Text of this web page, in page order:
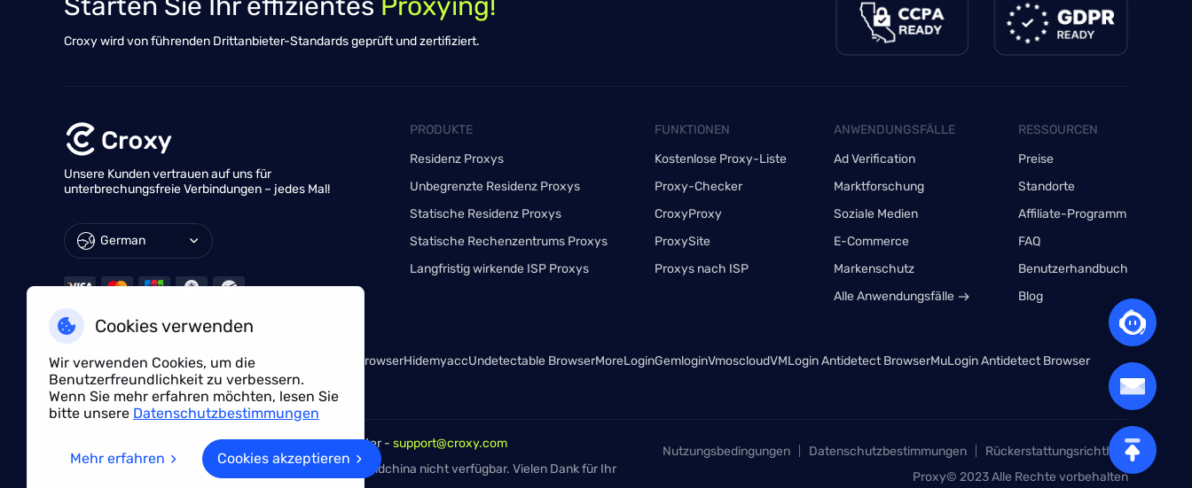
Croxy wird von führenden Drittanbieter-Standards geprüft und zertifiziert.
Unsere Kunden vertrauen auf uns für
unterbrechungsfreie Verbindungen – jedes Mal!
German
PRODUKTE
Residenz Proxys
Unbegrenzte Residenz Proxys
Statische Residenz Proxys
Statische Rechenzentrums Proxys
Langfristig wirkende ISP Proxys
FUNKTIONEN
Kostenlose Proxy-Liste
Proxy-Checker
CroxyProxy
ProxySite
Proxys nach ISP
ANWENDUNGSFÄLLE
Ad Verification
Marktforschung
Soziale Medien
E-Commerce
Markenschutz
Alle Anwendungsfälle
RESSOURCEN
Preise
Standorte
Affiliate-Programm
FAQ
Benutzerhandbuch
Blog
NÜTZLICHE LINKS
Huayang LingdongTKFFF AdsPower Vision BrowserHidemyaccUndetectable BrowserMoreLoginGemloginVmoscloudVMLogin Antidetect BrowserMuLogin Antidetect Browser
IPjianceVmoscloudSpiderBox
Haben Sie eine Frage? Fragen Sie unsere Experten unter - support@croxy.com
Aufgrund von Richtlinien ist dieser Service in Festlandchina nicht verfügbar. Vielen Dank für Ihr
Nutzungsbedingungen Datenschutzbestimmungen
Rückerstattungsrichtlinie
Proxy© 2023 Alle Rechte vorbehalten
Cookies verwenden
Wir verwenden Cookies, um die
Benutzerfreundlichkeit zu verbessern.
Wenn Sie mehr erfahren möchten, lesen Sie
bitte unsere Datenschutzbestimmungen
Mehr erfahren Cookies akzeptieren